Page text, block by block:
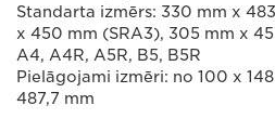
Standarta izmērs: 330 mm x
x 450 mm (SRA3), 305 mm x
A4, A4R, A5R, B5, B5R
Pielāgojami izmēri: no 100 x
487,7 mm